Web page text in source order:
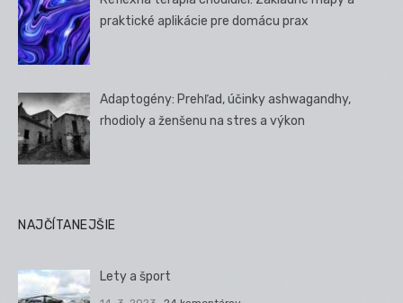
praktické aplikácie pre domácu prax
Adaptogény: Prehľad, účinky ashwagandhy,
rhodioly a ženšenu na stres a výkon
NAJČÍTANEJŠIE
Lety a šport